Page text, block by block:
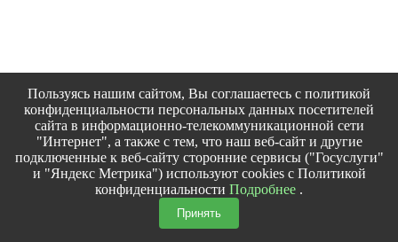
Пользуясь нашим сайтом, Вы соглашаетесь с политикой
конфиденциальности персональных данных посетителей
сайта в информационно-телекоммуникационной сети
"Интернет", а также с тем, что наш веб-сайт и другие
подключенные к веб-сайту сторонние сервисы ("Госуслуги"
и "Яндекс Метрика") используют cookies с Политикой
конфиденциальности Подробнее .
Принять